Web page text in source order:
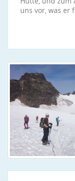
uns vor, was er